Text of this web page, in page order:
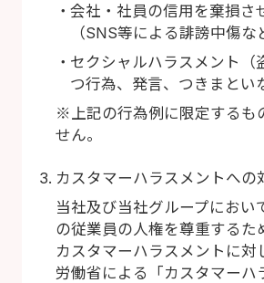
会社・社員の信用を棄損さ
（SNS等による誹謗中傷な
セクシャルハラスメント（
つ行為、発言、つきまとい
※上記の行為例に限定するも
せん。
カスタマーハラスメントへの
当社及び当社グループにおい
の従業員の人権を尊重するた
カスタマーハラスメントに対
労働省による「カスタマーハ